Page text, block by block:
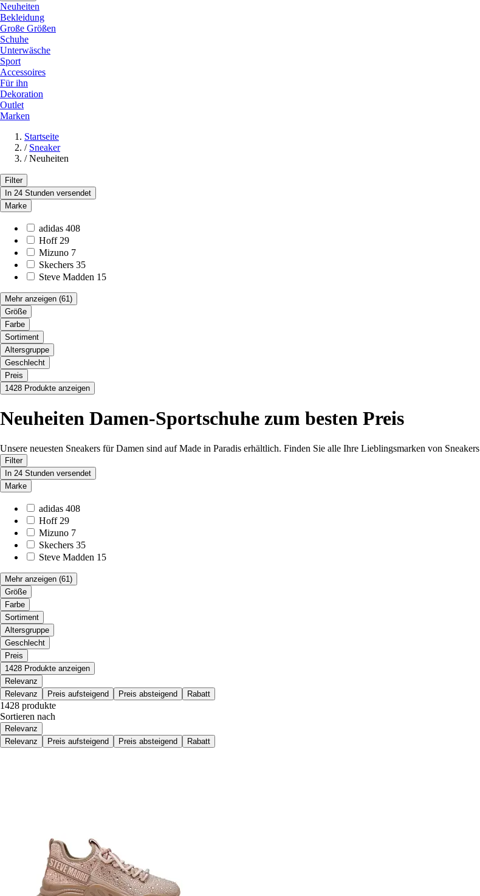
Neuheiten
Bekleidung
Große Größen
Schuhe
Unterwäsche
Sport
Accessoires
Für ihn
Dekoration
Outlet
Marken
Startseite
/ Sneaker
/ Neuheiten
Filter
In 24 Stunden versendet
Marke
adidas 408
Hoff 29
Mizuno 7
Skechers 35
Steve Madden 15
Mehr anzeigen (61)
Größe
Farbe
Sortiment
Altersgruppe
Geschlecht
Preis
1428 Produkte anzeigen
Neuheiten Damen-Sportschuhe zum besten Preis
Unsere neuesten Sneakers für Damen sind auf Made in Paradis erhältlich. Finden Sie alle Ihre Lieblingsmarken von Sneakers
Filter
In 24 Stunden versendet
Marke
adidas 408
Hoff 29
Mizuno 7
Skechers 35
Steve Madden 15
Mehr anzeigen (61)
Größe
Farbe
Sortiment
Altersgruppe
Geschlecht
Preis
1428 Produkte anzeigen
Relevanz
Relevanz
Preis aufsteigend Preis absteigend Rabatt
1428 produkte
Sortieren nach
Relevanz
Relevanz
Preis aufsteigend Preis absteigend Rabatt